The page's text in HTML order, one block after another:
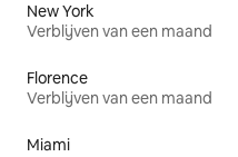
New York
Verblijven van een maand
Florence
Verblijven van een maand
Miami